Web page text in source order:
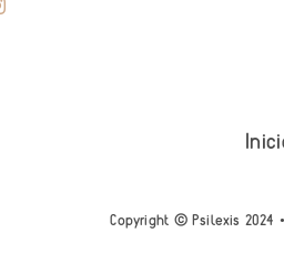
Copyright © Psilexis 2024